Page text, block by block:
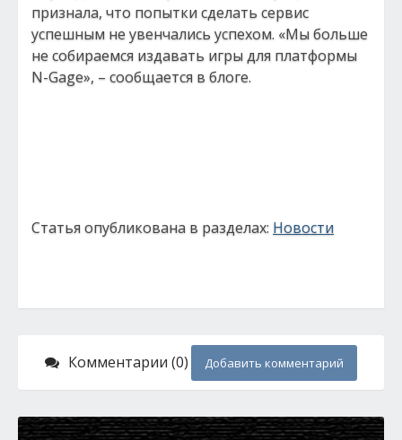
признала, что попытки сделать сервис
успешным не увенчались успехом. «Мы больше
не собираемся издавать игры для платформы
N-Gage», – сообщается в блоге.
Статья опубликована в разделах: Новости
Комментарии (0) Добавить комментарий